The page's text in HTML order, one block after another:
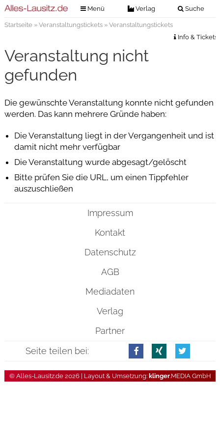
Menü Verlag Suche
Verlag
Kontakt
Impressum
Nachrichten
Veranstaltungstickets
Anzeigensuche
Startseite» Veranstaltungstickets» Veranstaltungstickets
Info & Tickets
Veranstaltung nicht
gefunden
Die gewünschte Veranstaltung konnte nicht gefunden
werden. Das kann mehrere Gründe haben:
Die Veranstaltung liegt in der Vergangenheit und ist
damit nicht mehr verfügbar
Die Veranstaltung wurde abgesagt/gelöscht
Bitte prüfen Sie die URL, um einen Tippfehler
auszuschließen
Impressum
Kontakt
Datenschutz
AGB
Mediadaten
Verlag
Partner
Seite teilen bei:
© Alles-Lausitz.de 2026 | Layout & Umsetzung: klinger.MEDIA GmbH